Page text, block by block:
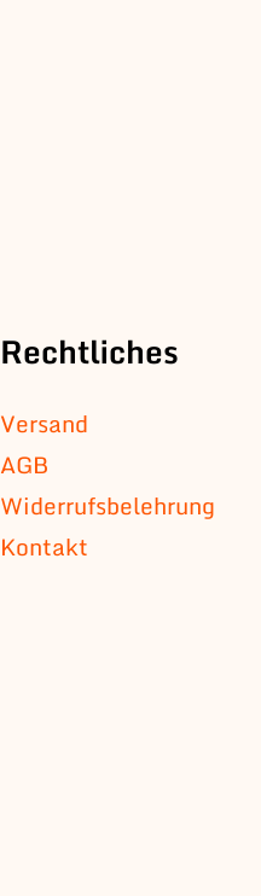
Rechtliches
Versand
AGB
Widerrufsbelehrung
Kontakt